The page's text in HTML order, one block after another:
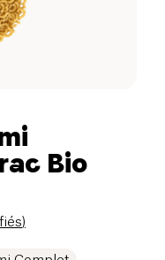
Bio
)